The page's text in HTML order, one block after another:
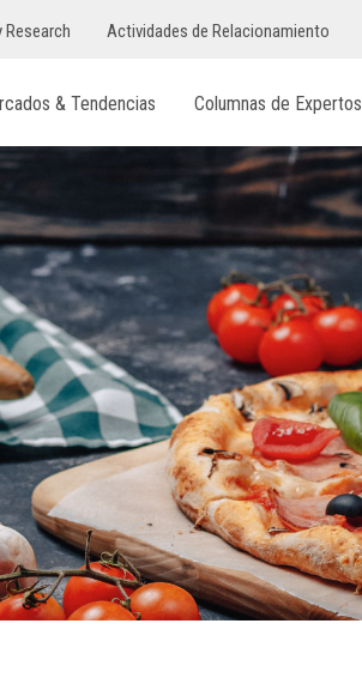
Research Actividades de Relacionamiento
& Tendencias Columnas de Expertos